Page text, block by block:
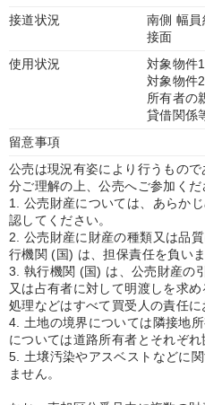
接道状況
南側 幅
接面
使用状況
対象物件
対象物件
所有者の
貸借関係
留意事項
公売は現況有姿により行うもの
分ご理解の上、公売へご参加くだ
1. 公売財産については、あらか
認してください。
2. 公売財産に財産の種類又は品
行機関 (国) は、担保責任を負いま
3. 執行機関 (国) は、公売財産の
又は占有者に対して明渡しを求
処理などはすべて買受人の責任に
4. 土地の境界については隣接地
については道路所有者とそれぞれ
5. 土壌汚染やアスベストなどに
ません。